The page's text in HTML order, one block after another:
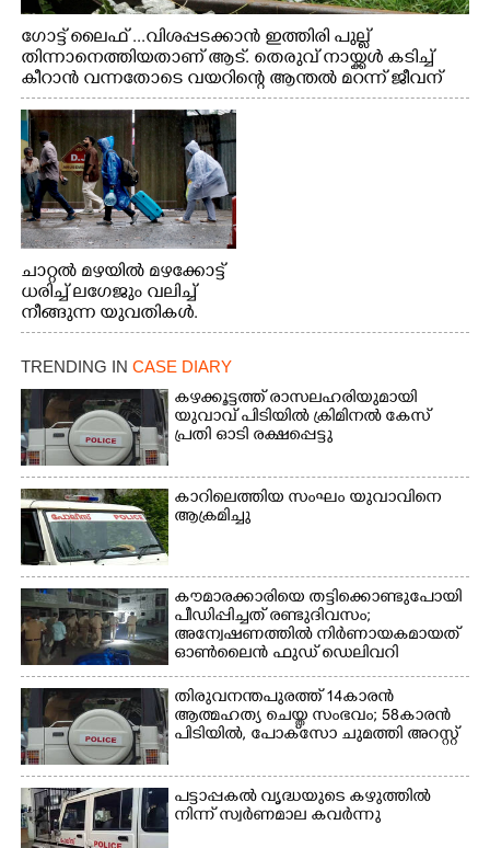
ഗോട്ട് ലൈഫ് ...വിശപ്പടക്കാൻ ഇത്തിരി പുല്ല്
തിന്നാനെത്തിയതാണ് ആട്. തെരുവ് നായ്ക്കൾ കടിച്ച്
കീറാൻ വന്നതോടെ വയറിന്റെ ആന്തൽ മറന്ന് ജീവന്
വേണ്ടിയായി ഓട്ടം. എറണാകുളം വാത്തുരുത്തിയിൽ
നിന്നുള്ള കാഴ്ച
ചാറ്റൽ മഴയിൽ മഴക്കോട്ട്
ധരിച്ച് ലഗേജും വലിച്ച്
നീങ്ങുന്ന യുവതികൾ.
എറണാകുളം മേനകയിൽ
നിന്നുള്ള കാഴ്ച
TRENDING IN CASE DIARY
കഴക്കൂട്ടത്ത് രാസലഹരിയുമായി
യുവാവ് പിടിയിൽ ക്രിമിനൽ കേസ്
പ്രതി ഓടി രക്ഷപ്പെട്ടു
കാറിലെത്തിയ സംഘം യുവാവിനെ
ആക്രമിച്ചു
കൗമാരക്കാരിയെ തട്ടിക്കൊണ്ടുപോയി
പീഡിപ്പിച്ചത് രണ്ടുദിവസം;
അന്വേഷണത്തിൽ നിർണായകമായത്
ഓൺലൈൻ ഫുഡ് ഡെലിവറി
തിരുവനന്തപുരത്ത് 14കാരൻ
ആത്മഹത്യ ചെയ്ത സംഭവം; 58കാരൻ
പിടിയിൽ, പോക്‌സോ ചുമത്തി അറസ്റ്റ്
പട്ടാപ്പകൽ വൃദ്ധയുടെ കഴുത്തിൽ
നിന്ന് സ്വർണമാല കവർന്നു